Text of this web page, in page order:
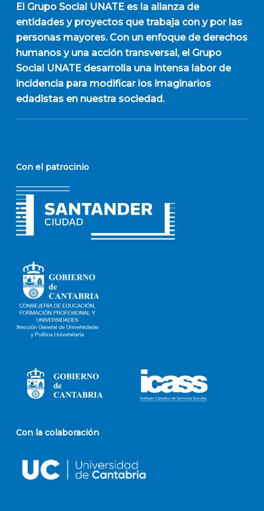
El Grupo Social UNATEes la alianza de
entidades y proyectos que trabaja con y por las
personas mayores. Con un enfoque de derechos
humanos y una acción transversal, el Grupo
Social UNATE desarrolla una intensa labor de
incidencia para modificar los imaginarios
edadistas en nuestra sociedad.
Con el patrocinio
Con la colaboración